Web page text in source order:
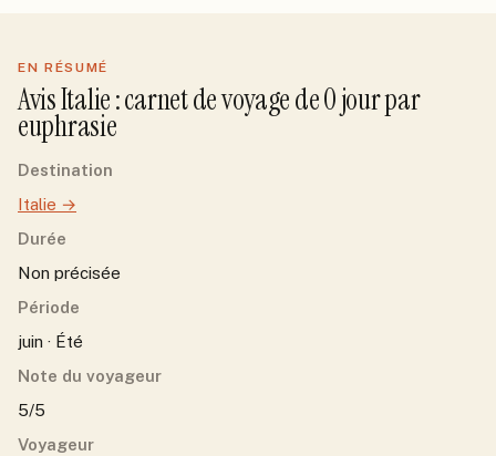
EN RÉSUMÉ
AvisItalie: carnet de voyage de0jourpar
euphrasie
Destination
Italie →
Durée
Non précisée
Période
juin · Été
Note du voyageur
5/5
Voyageur